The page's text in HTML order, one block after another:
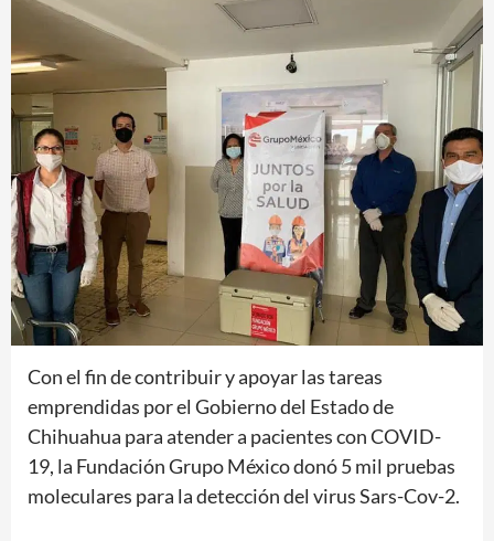
Con el fin de contribuir y apoyar las tareas
emprendidas por el Gobierno del Estado de
Chihuahua para atender a pacientes con COVID-
19, la Fundación Grupo México donó 5 mil pruebas
moleculares para la detección del virus Sars-Cov-2.